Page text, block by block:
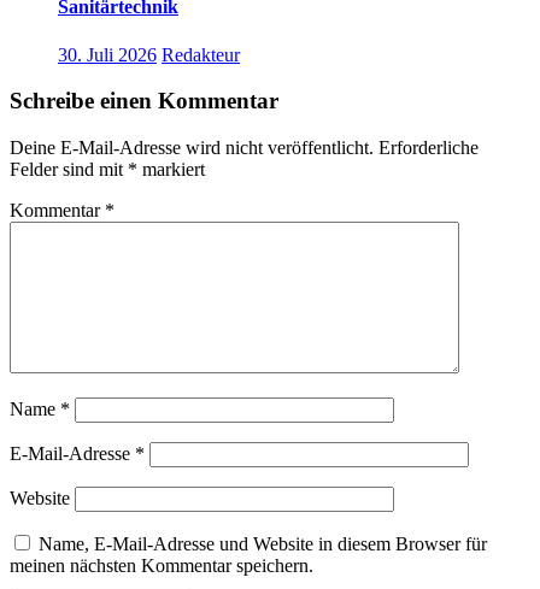
Sanitärtechnik
30. Juli 2026 Redakteur
Schreibe einen Kommentar
Deine E-Mail-Adresse wird nicht veröffentlicht. Erforderliche
Felder sind mit * markiert
Kommentar *
Name *
E-Mail-Adresse *
Website
Name, E-Mail-Adresse und Website in diesem Browser für
meinen nächsten Kommentar speichern.